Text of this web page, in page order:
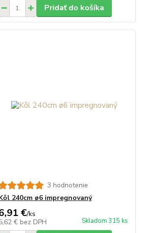
Pridať do košíka
3 hodnotenie
240cm ø6 impregnovaný
€/ks
€ bez DPH Skladom 315 ks